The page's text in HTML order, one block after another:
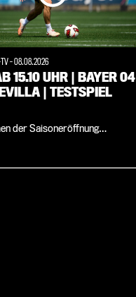
TV-08.08.2026
15.10 UHR | BAYER 04
| TESTSPIEL
der Saisoneröffnung